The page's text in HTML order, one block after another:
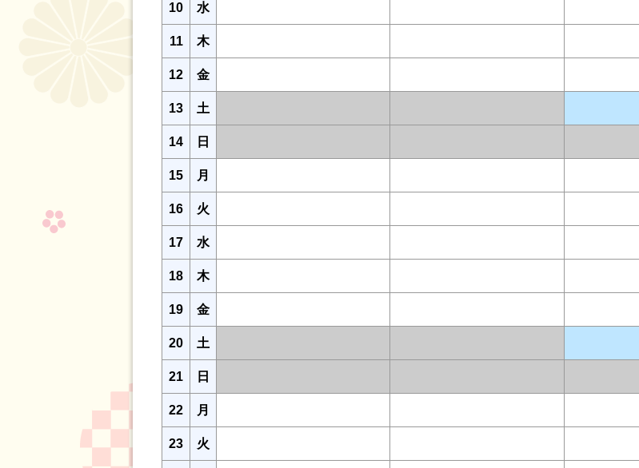
10 水
11 木
12 金
13 土
14 日
15 月
16 火
17 水
18 木
19 金
20 土
21 日
22 月
23 火